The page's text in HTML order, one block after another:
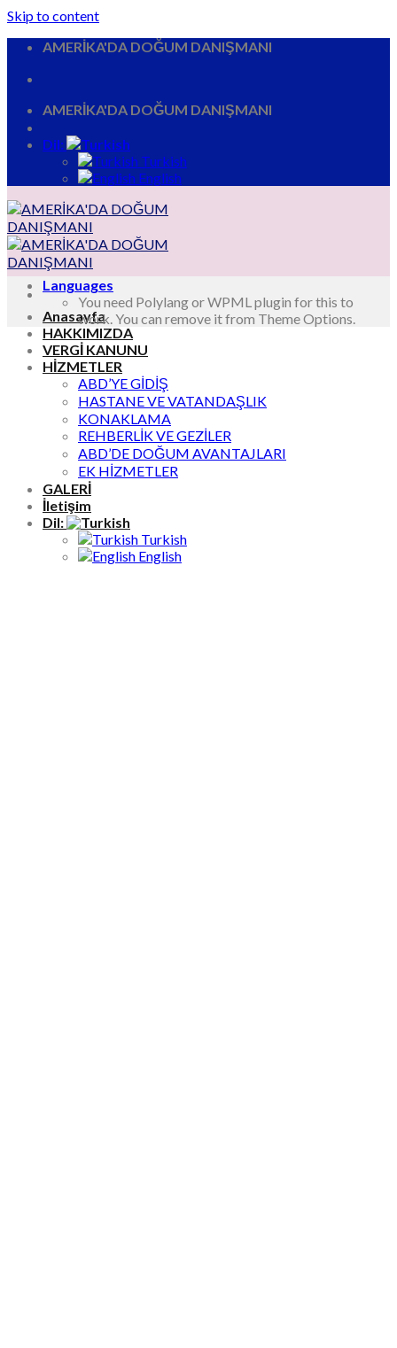
Skip to content
AMERİKA'DA DOĞUM DANIŞMANI
AMERİKA'DA DOĞUM DANIŞMANI
Dil:
Turkish
English
Anasayfa
HAKKIMIZDA
VERGİ KANUNU
HİZMETLER
ABD’YE GİDİŞ
HASTANE VE VATANDAŞLIK
KONAKLAMA
REHBERLİK VE GEZİLER
ABD’DE DOĞUM AVANTAJLARI
EK HİZMETLER
GALERİ
İletişim
Dil:
Turkish
English
Languages
You need Polylang or WPML plugin for this to
work. You can remove it from Theme Options.